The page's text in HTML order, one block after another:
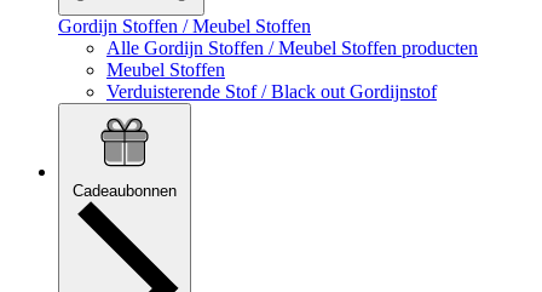
Gordijn Stoffen / Meubel Stoffen
Alle Gordijn Stoffen / Meubel Stoffen producten
Meubel Stoffen
Verduisterende Stof / Black out Gordijnstof
Cadeaubonnen